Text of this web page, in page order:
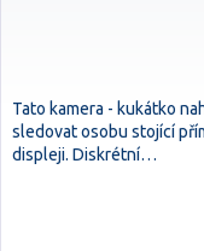
Tato kamera - kukátko
sledovat osobu stojící
displeji. Diskrétní…